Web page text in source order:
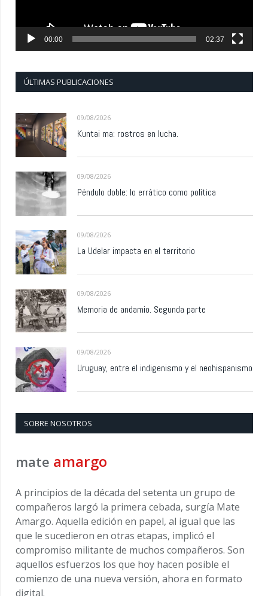
00:00 02:37
ÚLTIMAS PUBLICACIONES
09/08/2026
Kuntai ma: rostros en lucha.
09/08/2026
Péndulo doble: lo errático como política
09/08/2026
La Udelar impacta en el territorio
09/08/2026
Memoria de andamio. Segunda parte
09/08/2026
Uruguay, entre el indigenismo y el neohispanismo
SOBRE NOSOTROS
mate amargo
A principios de la década del setenta un grupo de
compañeros largó la primera cebada, surgía Mate
Amargo. Aquella edición en papel, al igual que las
que le sucedieron en otras etapas, implicó el
compromiso militante de muchos compañeros. Son
aquellos esfuerzos los que hoy hacen posible el
comienzo de una nueva versión, ahora en formato
digital.